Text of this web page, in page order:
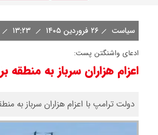
سیاست ۲۶ فروردین ۱۴۰۵
ادعای واشنگتن پست:
اعزام هزاران سرباز به منطقه
دولت ترامپ با اعزام هزاران سرباز به